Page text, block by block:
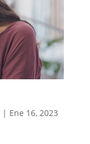
| Ene 16, 2023